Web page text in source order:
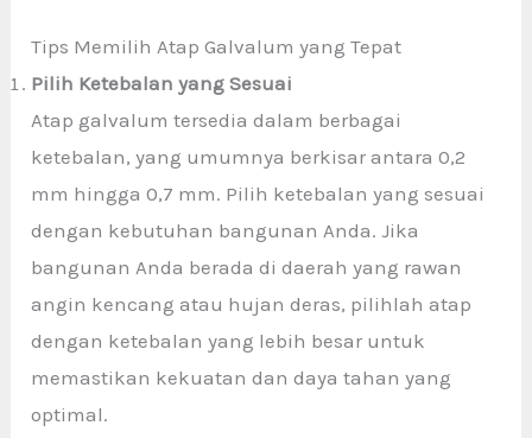
Tips Memilih Atap Galvalum yang Tepat
Pilih Ketebalan yang Sesuai
Atap galvalum tersedia dalam berbagai
ketebalan, yang umumnya berkisar antara 0,2
mm hingga 0,7 mm. Pilih ketebalan yang sesuai
dengan kebutuhan bangunan Anda. Jika
bangunan Anda berada di daerah yang rawan
angin kencang atau hujan deras, pilihlah atap
dengan ketebalan yang lebih besar untuk
memastikan kekuatan dan daya tahan yang
optimal.